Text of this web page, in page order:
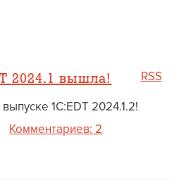
RSS
2024.1 вышла!
1C:EDT 2024.1.2!
Комментариев: 2